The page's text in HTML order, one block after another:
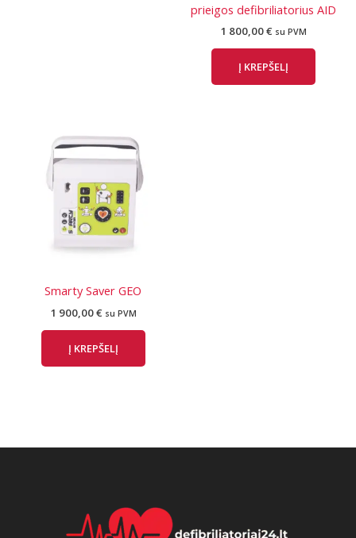
prieigos defibriliatorius AID
1 800,00€ su PVM
Į KREPŠELĮ
Smarty Saver GEO
1 900,00€ su PVM
Į KREPŠELĮ